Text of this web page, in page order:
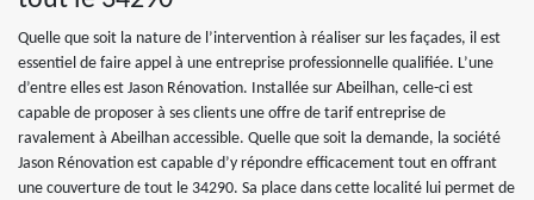
Quelle que soit la nature de l’intervention à réaliser sur les façades, il est
essentiel de faire appel à une entreprise professionnelle qualifiée. L’une
d’entre elles est Jason Rénovation. Installée sur Abeilhan, celle-ci est
capable de proposer à ses clients une offre de tarif entreprise de
ravalement à Abeilhan accessible. Quelle que soit la demande, la société
Jason Rénovation est capable d’y répondre efficacement tout en offrant
une couverture de tout le 34290. Sa place dans cette localité lui permet de